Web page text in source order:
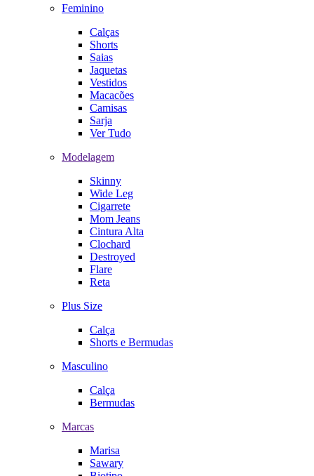
Feminino
Calças
Shorts
Saias
Jaquetas
Vestidos
Macacões
Camisas
Sarja
Ver Tudo
Modelagem
Skinny
Wide Leg
Cigarrete
Mom Jeans
Cintura Alta
Clochard
Destroyed
Flare
Reta
Plus Size
Calça
Shorts e Bermudas
Masculino
Calça
Bermudas
Marcas
Marisa
Sawary